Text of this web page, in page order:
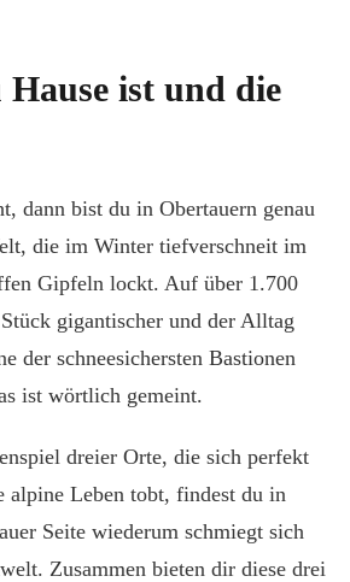
Hause ist und die
dann bist du in Obertauern genau
die im Winter tiefverschneit im
Gipfeln lockt. Auf über 1.700
gigantischer und der Alltag
der schneesichersten Bastionen
ist wörtlich gemeint.
dreier Orte, die sich perfekt
alpine Leben tobt, findest du in
Seite wiederum schmiegt sich
Zusammen bieten dir diese drei